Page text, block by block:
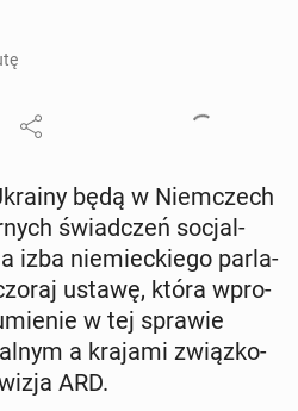
będą w Niem­czech
świad­czeń so­cjal­
izba nie­miec­kie­go par­la­
ustawę, która wpro­
w tej sprawie
a krajami związ­ko­
ARD.